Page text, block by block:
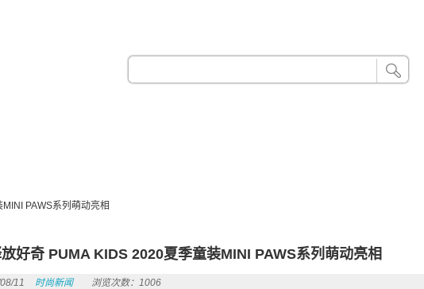
PAWS系列萌动亮相
好奇 PUMA KIDS 2020夏季童装MINI PAWS系列萌动亮相
11 时尚新闻 浏览次数：1006